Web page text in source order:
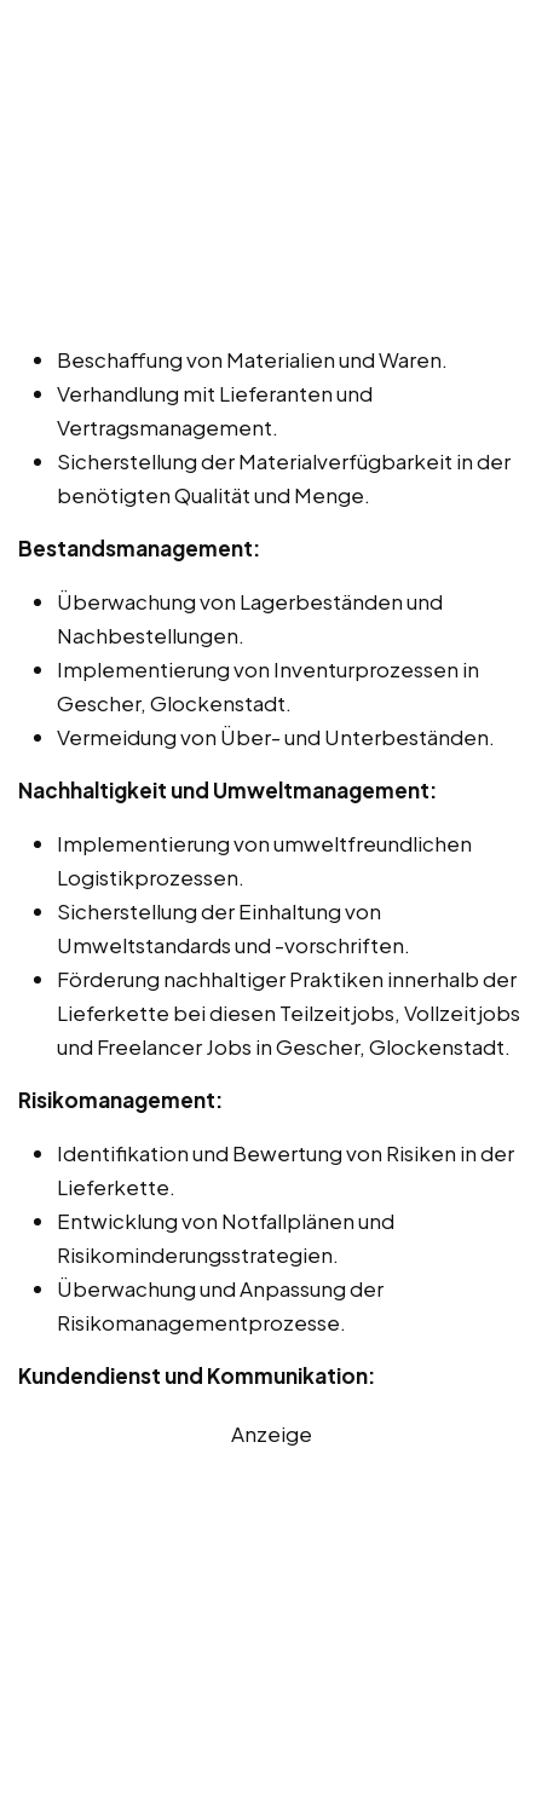
Beschaffung von Materialien und Waren.
Verhandlung mit Lieferanten und
Vertragsmanagement.
Sicherstellung der Materialverfügbarkeit in der
benötigten Qualität und Menge.
Bestandsmanagement:
Überwachung von Lagerbeständen und
Nachbestellungen.
Implementierung von Inventurprozessen in
Gescher, Glockenstadt.
Vermeidung von Über- und Unterbeständen.
Nachhaltigkeit und Umweltmanagement:
Implementierung von umweltfreundlichen
Logistikprozessen.
Sicherstellung der Einhaltung von
Umweltstandards und -vorschriften.
Förderung nachhaltiger Praktiken innerhalb der
Lieferkette bei diesen Teilzeitjobs, Vollzeitjobs
und Freelancer Jobs in Gescher, Glockenstadt.
Risikomanagement:
Identifikation und Bewertung von Risiken in der
Lieferkette.
Entwicklung von Notfallplänen und
Risikominderungsstrategien.
Überwachung und Anpassung der
Risikomanagementprozesse.
Kundendienst und Kommunikation:
Anzeige